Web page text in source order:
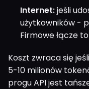
Internet:jeśli
użytkowników -
Firmowe łącze
Koszt zwraca się
5-10 milionów
progu API jest